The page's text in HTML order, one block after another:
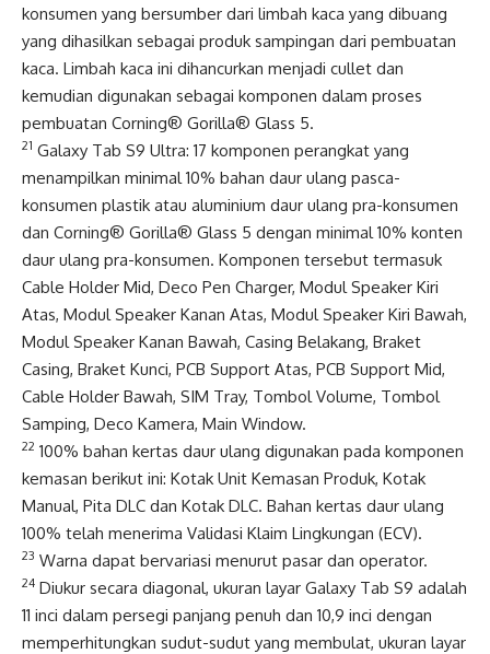
konsumen yang bersumber dari limbah kaca yang dibuang
yang dihasilkan sebagai produk sampingan dari pembuatan
kaca. Limbah kaca ini dihancurkan menjadi cullet dan
kemudian digunakan sebagai komponen dalam proses
pembuatan Corning® Gorilla® Glass 5.
21 Galaxy Tab S9 Ultra: 17 komponen perangkat yang
menampilkan minimal 10% bahan daur ulang pasca-
konsumen plastik atau aluminium daur ulang pra-konsumen
dan Corning® Gorilla® Glass 5 dengan minimal 10% konten
daur ulang pra-konsumen. Komponen tersebut termasuk
Cable Holder Mid, Deco Pen Charger, Modul Speaker Kiri
Atas, Modul Speaker Kanan Atas, Modul Speaker Kiri Bawah,
Modul Speaker Kanan Bawah, Casing Belakang, Braket
Casing, Braket Kunci, PCB Support Atas, PCB Support Mid,
Cable Holder Bawah, SIM Tray, Tombol Volume, Tombol
Samping, Deco Kamera, Main Window.
22 100% bahan kertas daur ulang digunakan pada komponen
kemasan berikut ini: Kotak Unit Kemasan Produk, Kotak
Manual, Pita DLC dan Kotak DLC. Bahan kertas daur ulang
100% telah menerima Validasi Klaim Lingkungan (ECV).
23 Warna dapat bervariasi menurut pasar dan operator.
24 Diukur secara diagonal, ukuran layar Galaxy Tab S9 adalah
11 inci dalam persegi panjang penuh dan 10,9 inci dengan
memperhitungkan sudut-sudut yang membulat, ukuran layar